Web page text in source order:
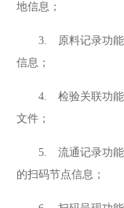
地信息；
3. 原料记录功能
信息；
4. 检验关联功能
文件；
5. 流通记录功能
的扫码节点信息；